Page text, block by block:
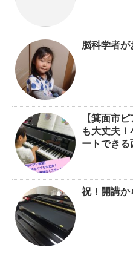
脳科学者が
【箕面市
も大丈夫！
ートできる
祝！開講か